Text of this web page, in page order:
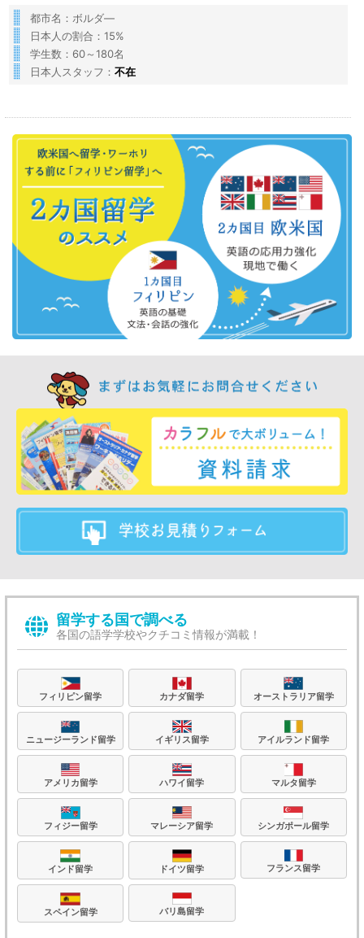
都市名：ボルダ―
日本人の割合：15%
学生数：60～180名
日本人スタッフ： 不在
留学する国で調べる
各国の語学学校やクチコミ情報が満載！
フィリピン留学 カナダ留学 オーストラリア留学
ニュージーランド留学 イギリス留学 アイルランド留学
アメリカ留学 ハワイ留学 マルタ留学
フィジー留学 マレーシア留学 シンガポール留学
インド留学 ドイツ留学 フランス留学
スペイン留学 バリ島留学